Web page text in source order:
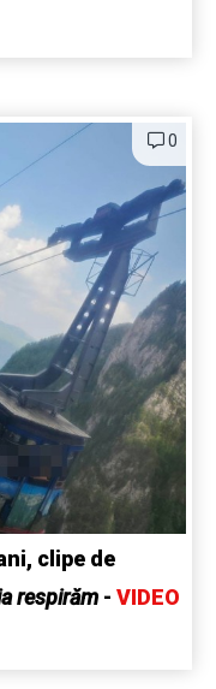
0
clipe de
respirăm - VIDEO